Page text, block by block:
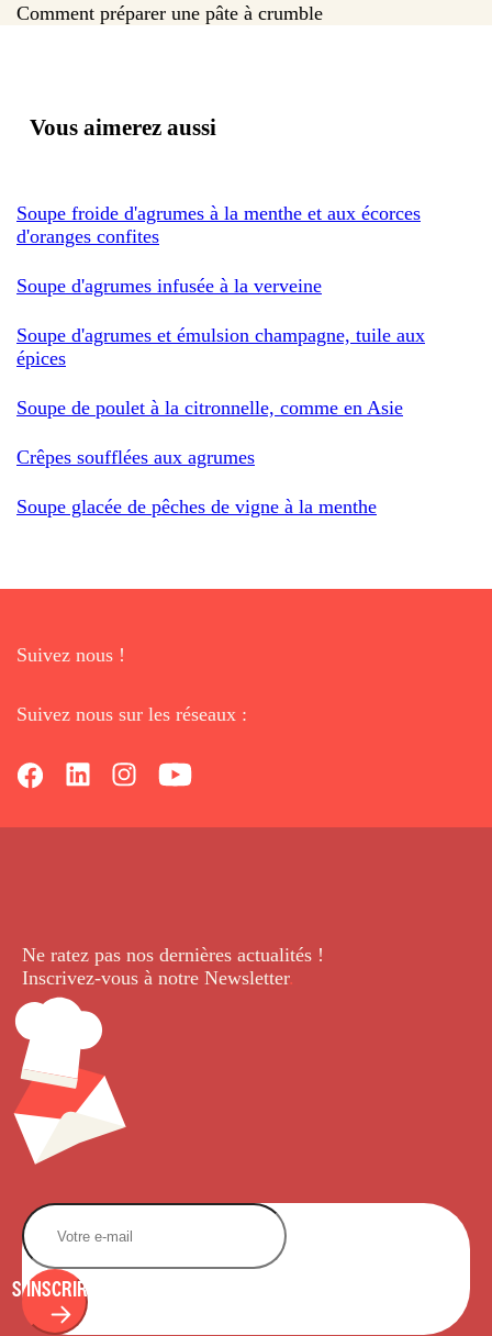
Comment préparer une pâte à crumble
Vous aimerez aussi
Soupe froide d'agrumes à la menthe et aux écorces
d'oranges confites
Soupe d'agrumes infusée à la verveine
Soupe d'agrumes et émulsion champagne, tuile aux
épices
Soupe de poulet à la citronnelle, comme en Asie
Crêpes soufflées aux agrumes
Soupe glacée de pêches de vigne à la menthe
Suivez nous !
Suivez nous sur les réseaux :
Ne ratez pas nos dernières actualités !
Inscrivez-vous à notre Newsletter.
S'INSCRIRE